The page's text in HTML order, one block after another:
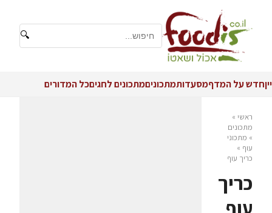
🔍
ייןחדש על המדףמסעדותמתכוניםמתכונים לחגיםכל המדורים
ראשי »
מתכונים
» מתכוני
עוף »
כריך עוף
כריך
עוף